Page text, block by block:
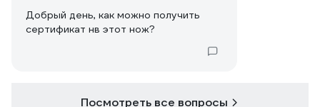
Добрый день, как можно получить
сертификат нв этот нож?
Посмотреть все вопросы